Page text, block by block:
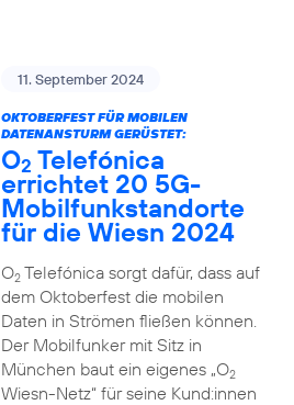
11. September 2024
OKTOBERFEST FÜR MOBILEN
DATENANSTURM GERÜSTET:
O2 Telefónica
errichtet 20 5G-
Mobilfunkstandorte
für die Wiesn 2024
O2Telefónica sorgt dafür, dass auf
dem Oktoberfest die mobilen
Daten in Strömen fließen können.
Der Mobilfunker mit Sitz in
München baut ein eigenes „O2
Wiesn-Netz“ für seine Kund:innen